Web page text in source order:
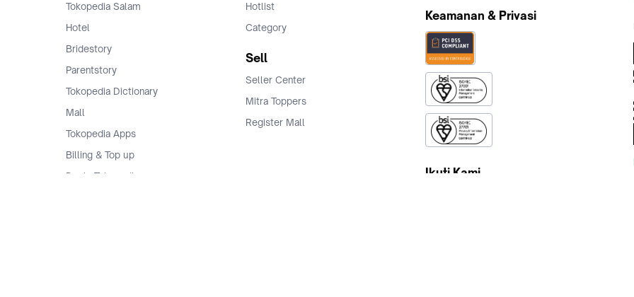
Tokopedia Salam
Hotel
Bridestory
Parentstory
Tokopedia Dictionary
Mall
Tokopedia Apps
Billing & Top up
Deals Tokopedia
Hotlist
Category
Sell
Seller Center
Mitra Toppers
Register Mall
Keamanan & Privasi
Ikuti Kami